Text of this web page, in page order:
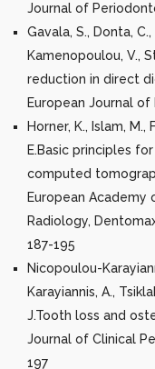
Journal of
Gavala, S., Donta, C.,
Kamenopoulou, V.,
reduction in direct
European Journal of
Horner, K., Islam, M.,
E.Basic principles
computed
European Academy
Radiology,
187-195
Nicopoulou-
Karayiannis, A.,
J.Tooth loss and
Journal of Clinical
197